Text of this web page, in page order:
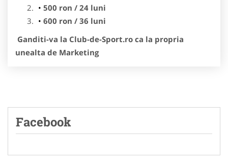
500 ron / 24 luni
600 ron / 36 luni
Ganditi-va la Club-de-Sport.ro ca la propria
unealta de Marketing
Facebook